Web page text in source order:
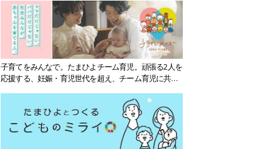
子育てをみんなで。たまひよチーム育児。頑張る2人を
応援する、妊娠・育児世代を超え、チーム育児に共感